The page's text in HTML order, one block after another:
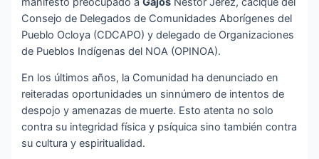
Consejo de Delegados de Comunidades Aborígenes del
Pueblo Ocloya (CDCAPO) y delegado de Organizaciones
de Pueblos Indígenas del NOA (OPINOA).
En los últimos años, la Comunidad ha denunciado en
reiteradas oportunidades un sinnúmero de intentos de
despojo y amenazas de muerte. Esto atenta no solo
contra su integridad física y psíquica sino también contra
su cultura y espiritualidad.